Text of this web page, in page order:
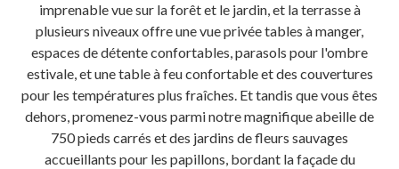
imprenable vue sur la forêt et le jardin, et la terrasse à
plusieurs niveaux offre une vue privée tables à manger,
espaces de détente confortables, parasols pour l'ombre
estivale, et une table à feu confortable et des couvertures
pour les températures plus fraîches. Et tandis que vous êtes
dehors, promenez-vous parmi notre magnifique abeille de
750 pieds carrés et des jardins de fleurs sauvages
accueillants pour les papillons, bordant la façade du